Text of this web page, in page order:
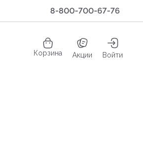
8-800-700-67-76
Корзина Акции Войти